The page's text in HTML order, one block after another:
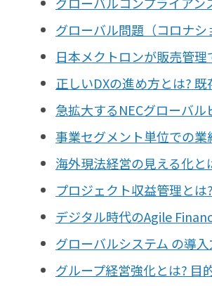
グローバル問題（コロナ
日本メクトロンが販売管
正しいDXの進め方とは?
急拡大するNECグローバ
事業セグメント単位での
海外現法経営の見える化
プロジェクト収益管理と
デジタル時代のAgile
グローバルシステム の導
グループ経営強化とは? 目